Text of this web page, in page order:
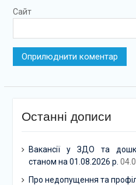
Сайт
Останні дописи
Вакансії у ЗДО та
станом на 01.08.2026 р.
Про недопущення та